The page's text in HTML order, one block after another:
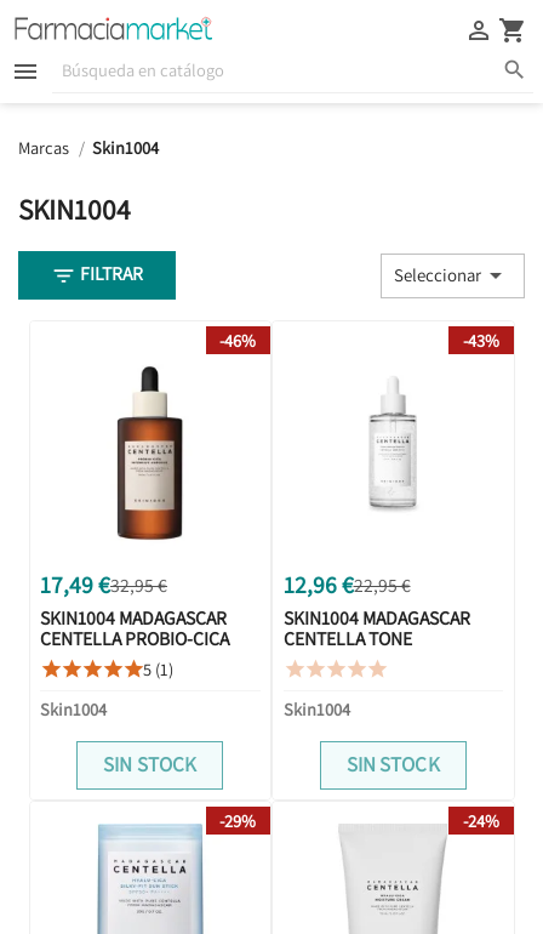
  
 
Marcas Skin1004
SKIN1004
 FILTRAR Seleccionar 
17,49 €32,95 €
SKIN1004 MADAGASCAR
CENTELLA PROBIO-CICA
INTENSIVE SERUM 95ML
5 (1)
Skin1004
SIN STOCK
-46%
12,96 €22,95 €
SKIN1004 MADAGASCAR
CENTELLA TONE
BRIGHTENING CAPSULE
SERÚM 100ML

Skin1004
SIN STOCK
-43%
-29% -24%